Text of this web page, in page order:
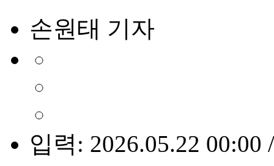
손원태 기자
입력: 2026.05.22 00:00